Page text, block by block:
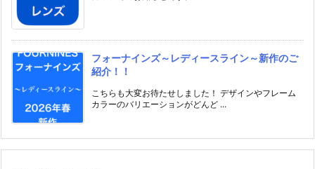
フォーナインズ～レディースライン～新作のご
紹介！！
こちらも大変お待たせしました！ デザインやフレーム
カラーのバリエーションがどんど ...